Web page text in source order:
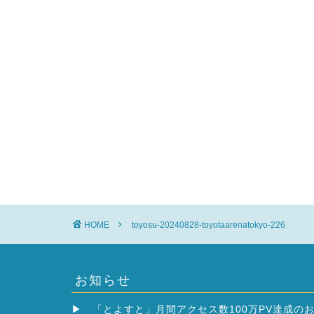
HOME toyosu-20240828-toyotaarenatokyo-226
お知らせ
▶ 「とよすと」月間アクセス数100万PV達成のお